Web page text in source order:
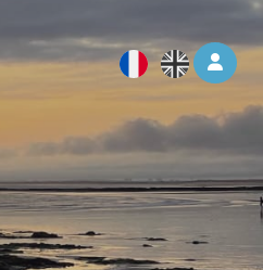
Log